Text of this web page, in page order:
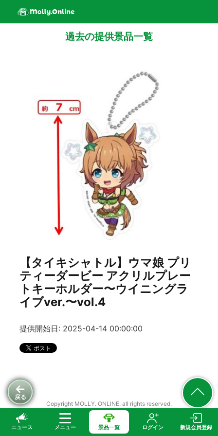
ニュース メニュー 景品一覧 ログイン 新規会員登録
戻る
過去の提供景品一覧
【タイキシャトル】ウマ娘 プリ
ティーダービー アクリルプレー
トキーホルダー〜ウイニングラ
イブver.〜vol.4
提供開始日: 2025-04-14 00:00:00
Copyright MOLLY. ONLINE. all rights reserved.